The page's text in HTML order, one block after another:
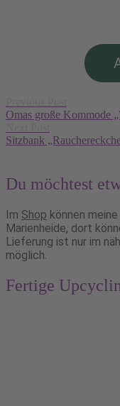
navigation
Omas große Kommode
Sitzbank
Du möchtest
Im Shop können
Marienheide, dort
Lieferung ist nur im
möglich.
Fertige